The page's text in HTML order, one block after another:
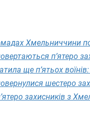
Хмельниччини
п’ятеро
ще п’ятьох
шестеро
захисників з